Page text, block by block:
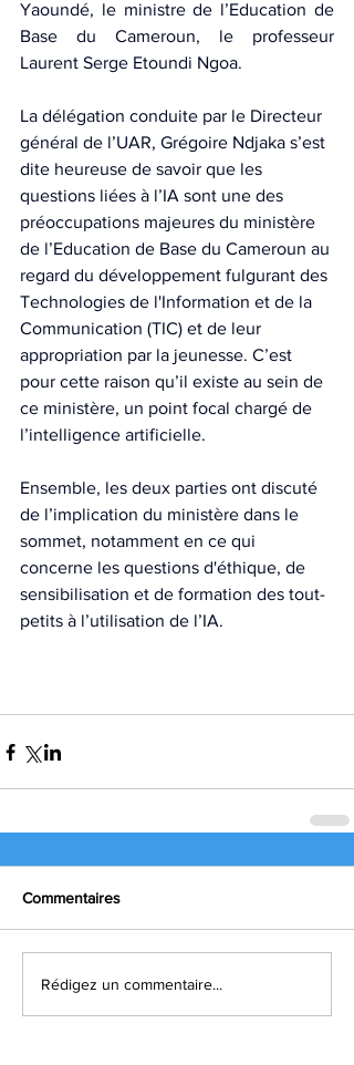
Yaoundé, le ministre de l’Education de
Base du Cameroun, le professeur
Laurent Serge Etoundi Ngoa.
La délégation conduite par le Directeur
général de l’UAR, Grégoire Ndjaka s’est
dite heureuse de savoir que les
questions liées à l’IA sont une des
préoccupations majeures du ministère
de l’Education de Base du Cameroun au
regard du développement fulgurant des
Technologies de l'Information et de la
Communication (TIC) et de leur
appropriation par la jeunesse. C’est
pour cette raison qu’il existe au sein de
ce ministère, un point focal chargé de
l’intelligence artificielle.
Ensemble, les deux parties ont discuté
de l’implication du ministère dans le
sommet, notamment en ce qui
concerne les questions d'éthique, de
sensibilisation et de formation des tout-
petits à l’utilisation de l’IA.
Commentaires
Rédigez un commentaire...